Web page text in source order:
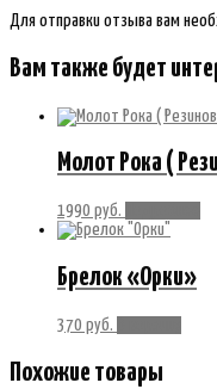
Для отправки отзыва вам
Вам также будет
Молот Рока (
1990 руб.
Брелок «Орки»
370 руб.
Похожие товары